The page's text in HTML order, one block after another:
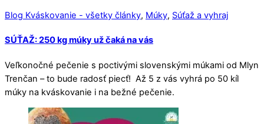
Blog Kváskovanie - všetky články, Múky, Súťaž a vyhraj
SÚŤAŽ: 250 kg múky už čaká na vás
Veľkonočné pečenie s poctivými slovenskými múkami od Mlyn
Trenčan – to bude radosť piecť! Až 5 z vás vyhrá po 50 kíl
múky na kváskovanie i na bežné pečenie.